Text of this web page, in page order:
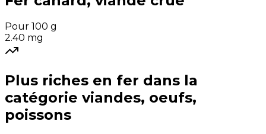
Pour 100 g
2.40 mg
Plus riches en fer dans la
catégorie viandes, oeufs,
poissons